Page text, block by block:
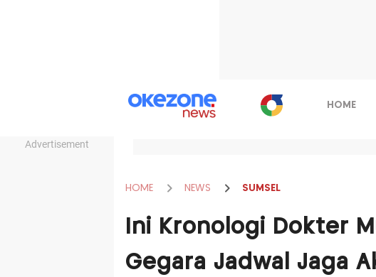
Advertisement
HOME
HOME NEWS SUMSEL
Ini Kronologi Dokter
Gegara Jadwal Jaga